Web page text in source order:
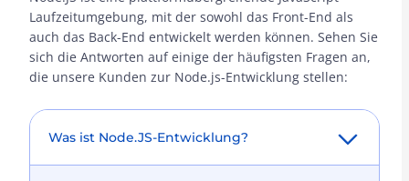
Laufzeitumgebung, mit der sowohl das Front-End als
auch das Back-End entwickelt werden können. Sehen Sie
sich die Antworten auf einige der häufigsten Fragen an,
die unsere Kunden zur Node.js-Entwicklung stellen:
Was ist Node.JS-Entwicklung?